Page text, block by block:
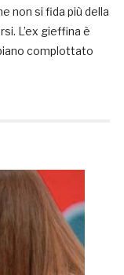
non si fida più della
L’ex gieffina è
complottato